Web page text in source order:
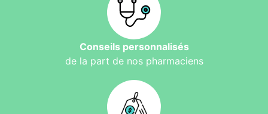
Conseils personnalisés
de la part de nos pharmaciens